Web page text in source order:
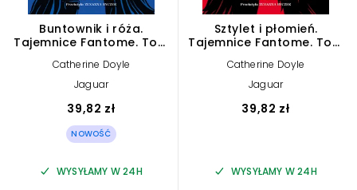
Buntownik i róża.
Tajemnice Fantome. Tom
Catherine Doyle
Jaguar
39,82 zł
NOWOŚĆ
WYSYŁAMY W 24H
Sztylet i płomień.
Tajemnice Fantome. Tom
Catherine Doyle
Jaguar
39,82 zł
WYSYŁAMY W 24H